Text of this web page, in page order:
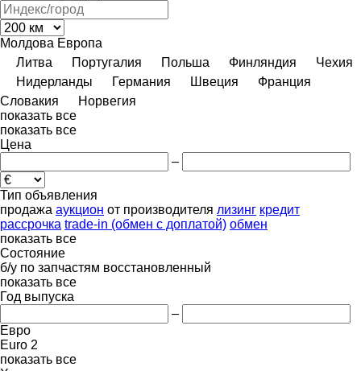
Молдова Европа
Литва
Португалия Польша Финляндия
Чехия
Нидерланды
Германия Швеция
Франция
Словакия
Норвегия
показать все
показать все
Цена
–
Тип объявления
продажа аукцион от производителя лизинг кредит
рассрочка trade-in (обмен с доплатой) обмен
показать все
Состояние
б/у по запчастям восстановленный
показать все
Год выпуска
–
Евро
Euro 2
показать все